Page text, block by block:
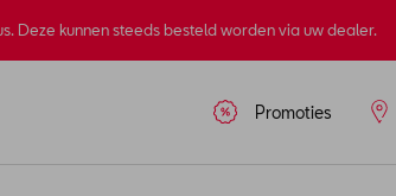
Deze kunnen steeds besteld worden via uw dealer.
Promoties